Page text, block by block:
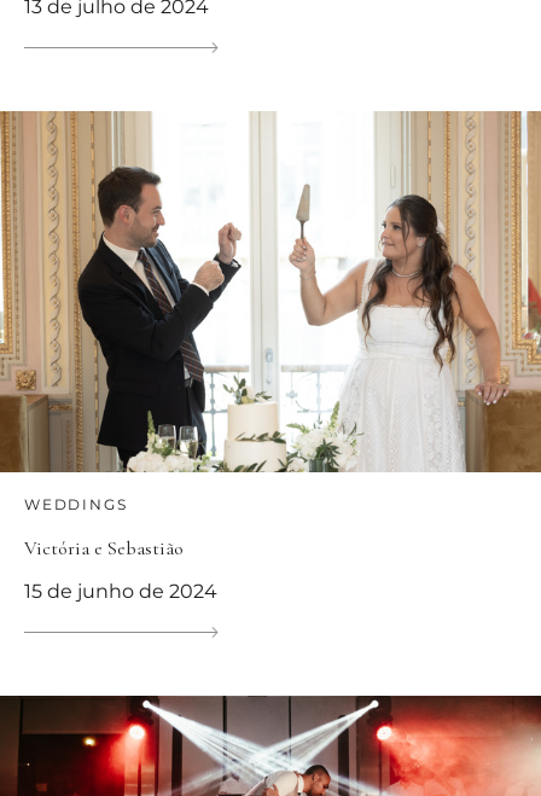
13 de julho de 2024
WEDDINGS
Victória e Sebastião
15 de junho de 2024